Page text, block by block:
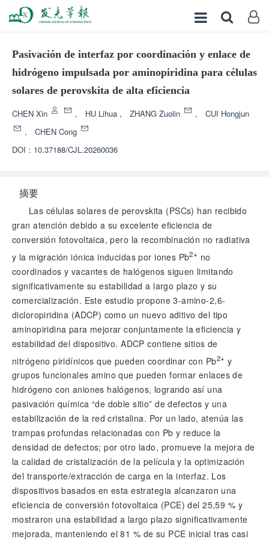
Pasivación de interfaz por coordinación y enlace de
hidrógeno impulsada por aminopiridina para células
solares de perovskita de alta eficiencia
CHEN Xin , HU Lihua , ZHANG Zuolin ,
CUI Hongjun
,
CHEN Cong
DOI： 10.37188/CJL.20260036
摘要
Las células solares de perovskita (PSCs) han recibido
gran atención debido a su excelente eficiencia de
conversión fotovoltaica, pero la recombinación no radiativa
y la migración iónica inducidas por iones Pb2+ no
coordinados y vacantes de halógenos siguen limitando
significativamente su estabilidad a largo plazo y su
comercialización. Este estudio propone 3-amino-2,6-
dicloropiridina (ADCP) como un nuevo aditivo del tipo
aminopiridina para mejorar conjuntamente la eficiencia y
estabilidad del dispositivo. ADCP contiene sitios de
nitrógeno piridínicos que pueden coordinar con Pb2+ y
grupos funcionales amino que pueden formar enlaces de
hidrógeno con aniones halógenos, logrando así una
pasivación química “de doble sitio” de defectos y una
estabilización de la red cristalina. Por un lado, atenúa las
trampas profundas relacionadas con Pb y reduce la
densidad de defectos; por otro lado, promueve la mejora de
la calidad de cristalización de la película y la optimización
del transporte/extracción de carga en la interfaz. Los
dispositivos basados en esta estrategia alcanzaron una
eficiencia de conversión fotovoltaica (PCE) del 25,59 % y
mostraron una estabilidad a largo plazo significativamente
mejorada, manteniendo el 81 % de su PCE inicial tras casi